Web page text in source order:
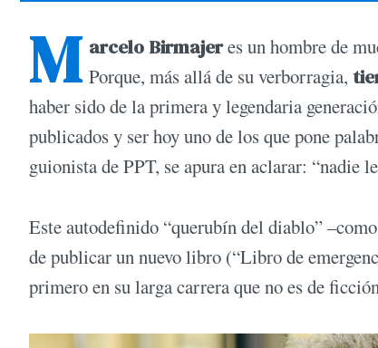
M arcelo Birmajeres un hombre de
Porque, más allá de su verborragia,
haber sido de la primera y legendaria
publicados y ser hoy uno de los que pone
guionista de PPT, se apura en aclarar: “nadie
Este autodefinido “querubín del diablo”
de publicar un nuevo libro (“Libro de
primero en su larga carrera que no es de